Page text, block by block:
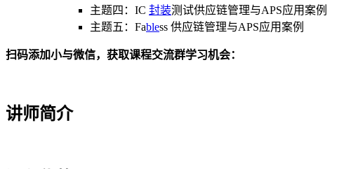
主题四：IC 封装测试供应链管理与APS应用案例
主题五：Fabless 供应链管理与APS应用案例
扫码添加小与微信，获取课程交流群学习机会：
讲师简介